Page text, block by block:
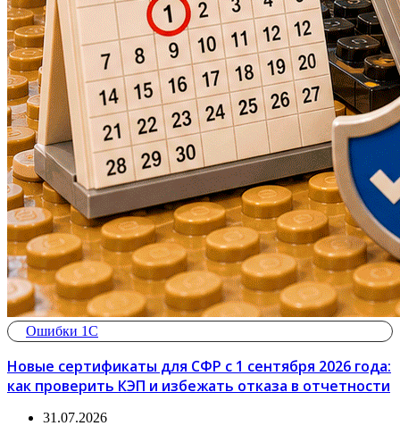
Ошибки 1С
Новые сертификаты для СФР с 1 сентября 2026 года:
как проверить КЭП и избежать отказа в отчетности
31.07.2026